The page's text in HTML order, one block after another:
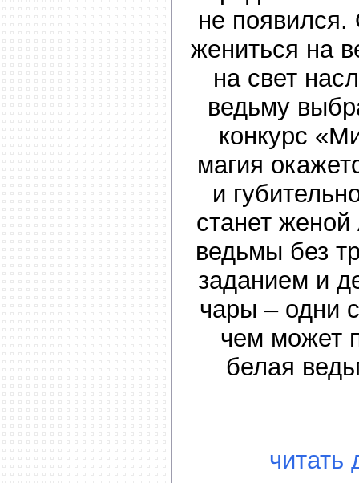
не появился.
жениться на
на свет
ведьму
конкурс
магия
и
станет
ведьмы без
заданием и
чары – одни
чем может
белая
читать